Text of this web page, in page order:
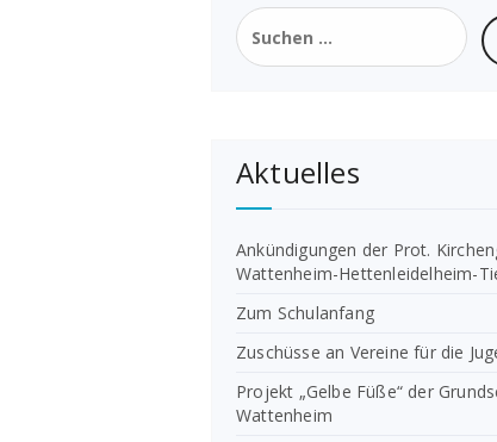
Suchen
nach:
Aktuelles
Ankündigungen der Prot.
Wattenheim-Hettenleidelheim-
Zum Schulanfang
Zuschüsse an Vereine für die
Projekt „Gelbe Füße“ der
Wattenheim